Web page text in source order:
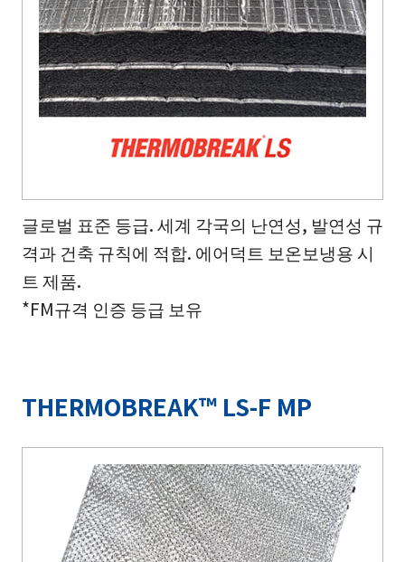
글로벌 표준 등급. 세계 각국의 난연성, 발연성 규
격과 건축 규칙에 적합. 에어덕트 보온보냉용 시
트 제품.
*FM규격 인증 등급 보유
THERMOBREAK™ LS-F MP